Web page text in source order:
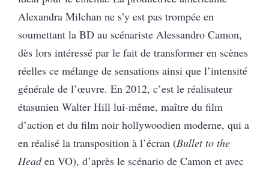
Alexandra Milchan ne s’y est pas trompée en
soumettant la BD au scénariste Alessandro Camon,
dès lors intéressé par le fait de transformer en scènes
réelles ce mélange de sensations ainsi que l’intensité
générale de l’œuvre. En 2012, c’est le réalisateur
étasunien Walter Hill lui-même, maître du film
d’action et du film noir hollywoodien moderne, qui a
en réalisé la transposition à l’écran (Bullet to the
Headen VO), d’après le scénario de Camon et avec